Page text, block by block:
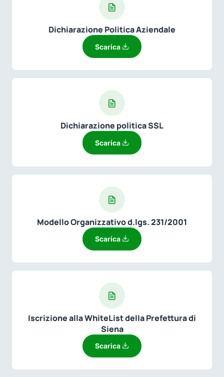
Dichiarazione Politica Aziendale
Scarica
Dichiarazione politica SSL
Scarica
Modello Organizzativo d.lgs. 231/2001
Scarica
Iscrizione alla WhiteList della Prefettura di
Siena
Scarica